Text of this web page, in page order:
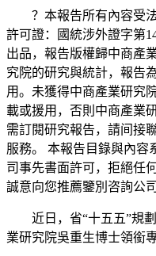
？本報告所有內容受法
許可證：國統涉外證字第
出品，報告版權歸中商產
究院的研究與統計，報告
用。未獲得中商產業研究
載或援用，否則中商產業
需訂閱研究報告，請间接
服務。 本報告目錄與內容
司事先書面許可，拒絕任
誠意向您推薦鑒別咨詢公
近日，省“十五五”規劃
業研究院吳重生博士領銜